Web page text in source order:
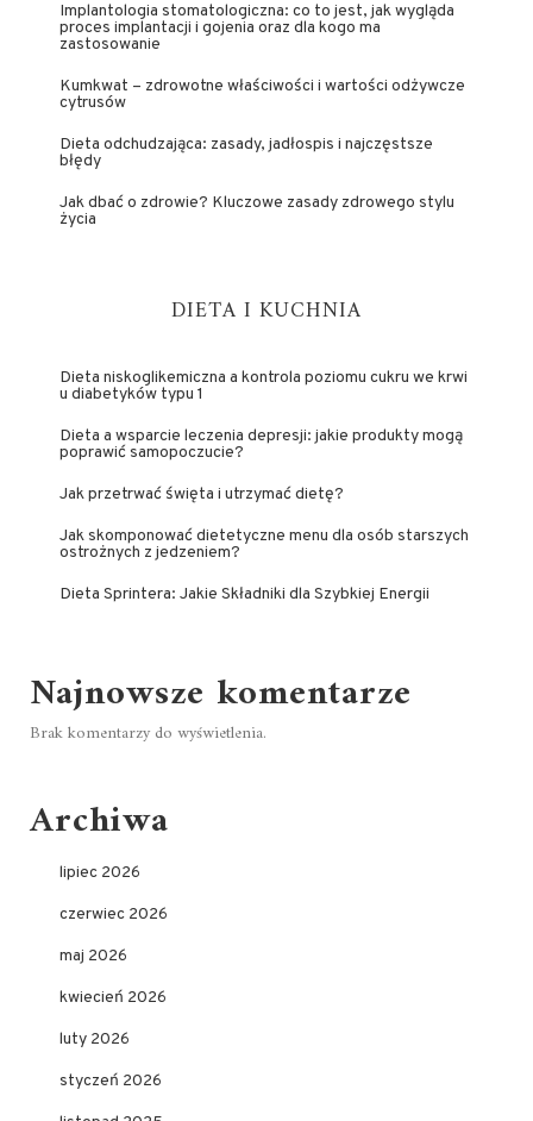
Implantologia stomatologiczna: co to jest, jak wygląda
proces implantacji i gojenia oraz dla kogo ma
zastosowanie
Kumkwat – zdrowotne właściwości i wartości odżywcze
cytrusów
Dieta odchudzająca: zasady, jadłospis i najczęstsze
błędy
Jak dbać o zdrowie? Kluczowe zasady zdrowego stylu
życia
DIETA I KUCHNIA
Dieta niskoglikemiczna a kontrola poziomu cukru we krwi
u diabetyków typu 1
Dieta a wsparcie leczenia depresji: jakie produkty mogą
poprawić samopoczucie?
Jak przetrwać święta i utrzymać dietę?
Jak skomponować dietetyczne menu dla osób starszych
ostrożnych z jedzeniem?
Dieta Sprintera: Jakie Składniki dla Szybkiej Energii
Najnowsze komentarze
Brak komentarzy do wyświetlenia.
Archiwa
lipiec 2026
czerwiec 2026
maj 2026
kwiecień 2026
luty 2026
styczeń 2026